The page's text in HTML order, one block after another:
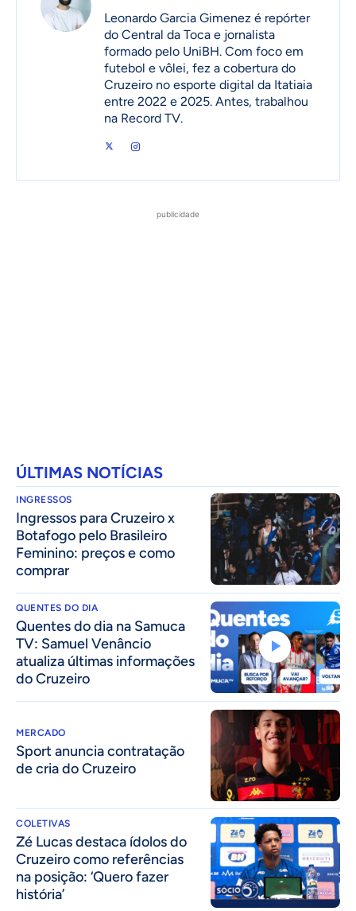
Leonardo Garcia Gimenez é repórter
do Central da Toca e jornalista
formado pelo UniBH. Com foco em
futebol e vôlei, fez a cobertura do
Cruzeiro no esporte digital da Itatiaia
entre 2022 e 2025. Antes, trabalhou
na Record TV.
publicidade
ÚLTIMAS NOTÍCIAS
INGRESSOS
Ingressos para Cruzeiro x
Botafogo pelo Brasileiro
Feminino: preços e como
comprar
QUENTES DO DIA
Quentes do dia na Samuca
TV: Samuel Venâncio
atualiza últimas informações
do Cruzeiro
MERCADO
Sport anuncia contratação
de cria do Cruzeiro
COLETIVAS
Zé Lucas destaca ídolos do
Cruzeiro como referências
na posição: ‘Quero fazer
história’